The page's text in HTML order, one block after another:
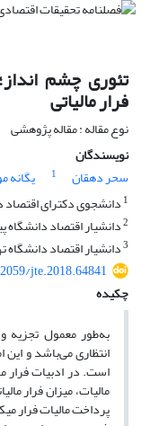
تئوری چشم
فرار مالیاتی
نوع مقاله : مقاله پژوهشی
نویسندگان
سحر دهقان
1
1 دانشجوی دکترای اقتصاد
2دانشیار اقتصاد دانشگاه
3دانشیار اقتصاد دانشگاه
jte.2018.64841
چکیده
به‌طور معمول تجزیه
انتظاری می‌باشد و
است. در ادبیات فرار
مالیات، میزان فرار
پرداخت مالیات فرار